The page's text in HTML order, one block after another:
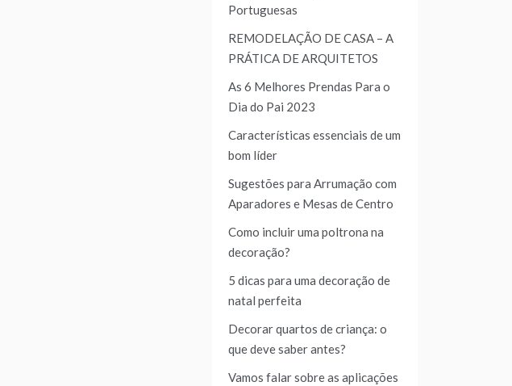
Portuguesas
REMODELAÇÃO DE CASA – A
PRÁTICA DE ARQUITETOS
As 6 Melhores Prendas Para o
Dia do Pai 2023
Características essenciais de um
bom líder
Sugestões para Arrumação com
Aparadores e Mesas de Centro
Como incluir uma poltrona na
decoração?
5 dicas para uma decoração de
natal perfeita
Decorar quartos de criança: o
que deve saber antes?
Vamos falar sobre as aplicações